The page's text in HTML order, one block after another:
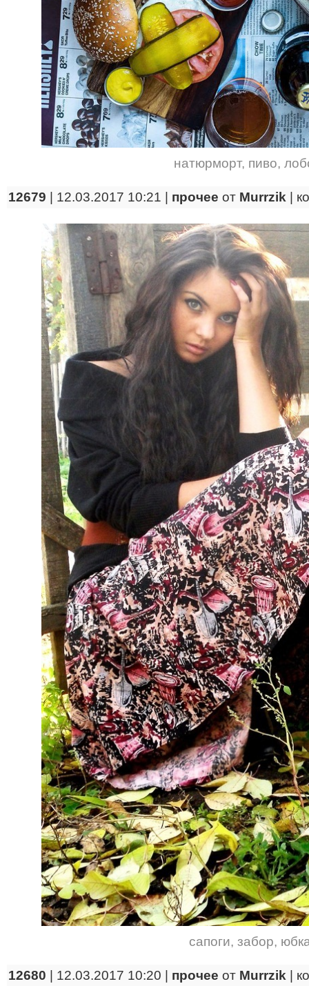
натюрморт, пиво,
12679 | 12.03.2017 10:21 | прочее от Murrzik
сапоги, забор,
12680 | 12.03.2017 10:20 | прочее от Murrzik